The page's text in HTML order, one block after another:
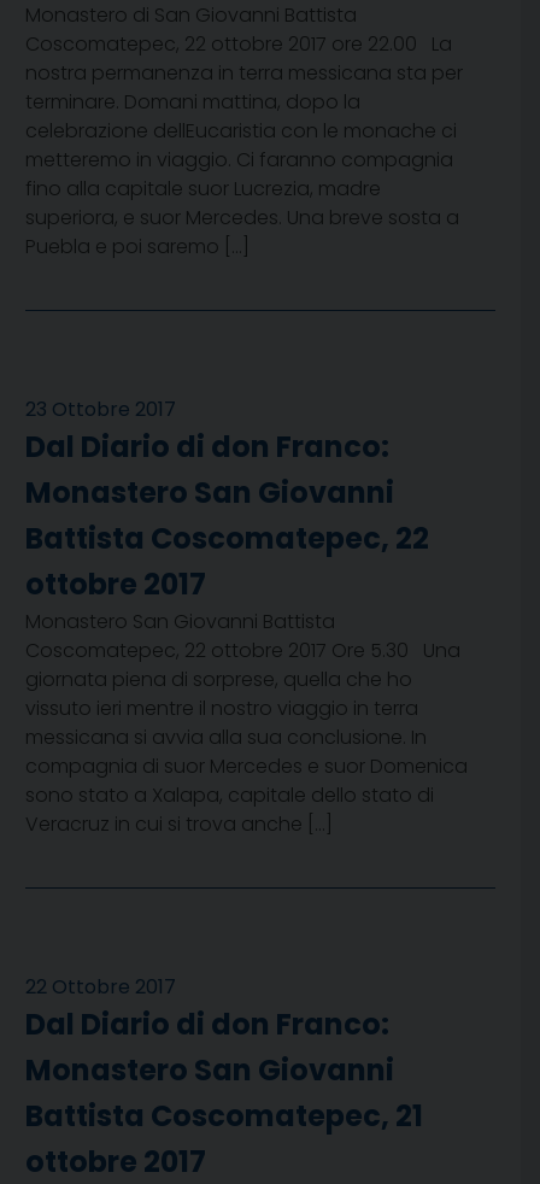
Monastero di San Giovanni Battista
Coscomatepec, 22 ottobre 2017 ore 22.00 La
nostra permanenza in terra messicana sta per
terminare. Domani mattina, dopo la
celebrazione dellEucaristia con le monache ci
metteremo in viaggio. Ci faranno compagnia
fino alla capitale suor Lucrezia, madre
superiora, e suor Mercedes. Una breve sosta a
Puebla e poi saremo […]
23 Ottobre 2017
Dal Diario di don Franco:
Monastero San Giovanni
Battista Coscomatepec, 22
ottobre 2017
Monastero San Giovanni Battista
Coscomatepec, 22 ottobre 2017 Ore 5.30 Una
giornata piena di sorprese, quella che ho
vissuto ieri mentre il nostro viaggio in terra
messicana si avvia alla sua conclusione. In
compagnia di suor Mercedes e suor Domenica
sono stato a Xalapa, capitale dello stato di
Veracruz in cui si trova anche […]
22 Ottobre 2017
Dal Diario di don Franco:
Monastero San Giovanni
Battista Coscomatepec, 21
ottobre 2017